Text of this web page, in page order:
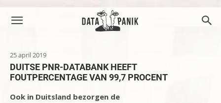
25 april 2019
DUITSE PNR-DATABANK HEEFT
FOUTPERCENTAGE VAN 99,7 PROCENT
Ook in Duitsland bezorgen de